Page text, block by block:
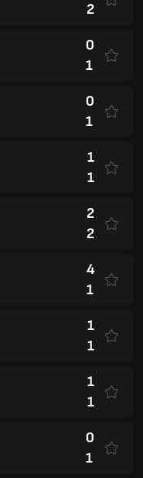
2
0
1
0
1
1
1
2
2
4
1
1
1
1
1
0
1